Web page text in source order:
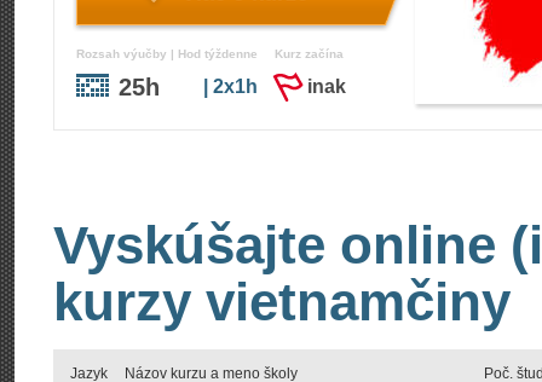
Rozsah výučby | Hod týždenne
25h | 2x1h
Kurz začína
inak
Vyskúšajte online
kurzy vietnamčiny
Jazyk Názov kurzu a meno školy Poč.